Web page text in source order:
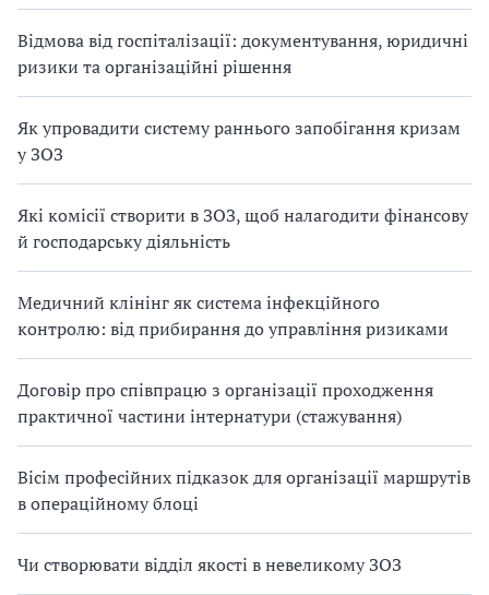
Відмова від госпіталізації: документування, юридичні
ризики та організаційні рішення
Як упровадити систему раннього запобігання кризам
у ЗОЗ
Які комісії створити в ЗОЗ, щоб налагодити фінансову
й господарську діяльність
Медичний клінінг як система інфекційного
контролю: від прибирання до управління ризиками
Договір про співпрацю з організації проходження
практичної частини інтернатури (стажування)
Вісім професійних підказок для організації маршрутів
в операційному блоці
Чи створювати відділ якості в невеликому ЗОЗ